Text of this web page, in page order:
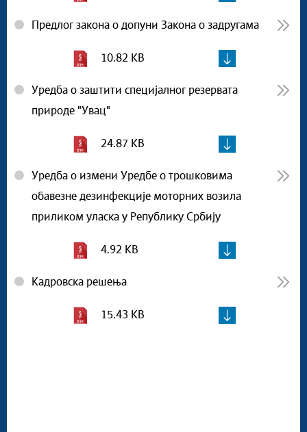
Предлог закона о допуни Закона о задругама
10.82 KB
Уредба о заштити специјалног резервата
природе "Увац"
24.87 KB
Уредба о измени Уредбе о трошковима
обавезне дезинфекције моторних возила
приликом уласка у Републику Србију
4.92 KB
Кадровска решења
15.43 KB